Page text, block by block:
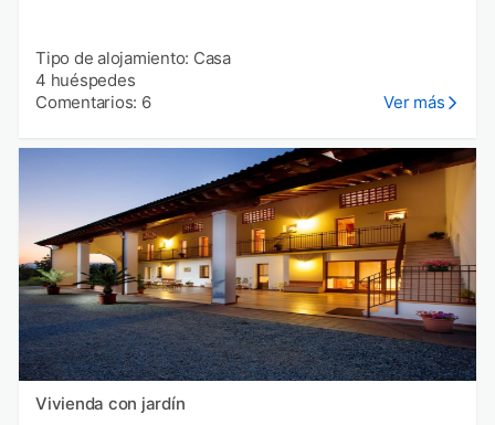
Tipo de alojamiento: Casa
4 huéspedes
Comentarios: 6
Ver más
Vivienda con jardín